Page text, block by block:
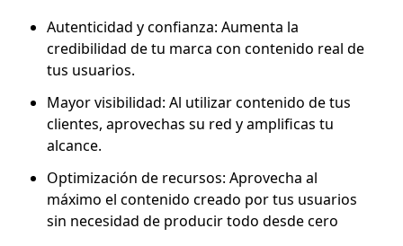
Autenticidad y confianza: Aumenta la
credibilidad de tu marca con contenido real de
tus usuarios.
Mayor visibilidad: Al utilizar contenido de tus
clientes, aprovechas su red y amplificas tu
alcance.
Optimización de recursos: Aprovecha al
máximo el contenido creado por tus usuarios
sin necesidad de producir todo desde cero